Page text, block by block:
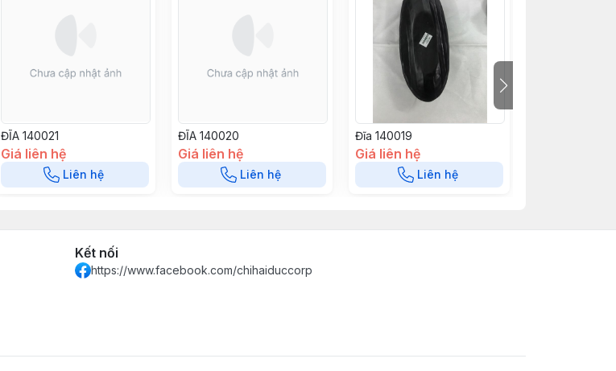
ĐĨA 140021
Giá liên hệ
Liên hệ
ĐĨA 140020
Giá liên hệ
Liên hệ
Đĩa 140019
Giá liên hệ
Liên hệ
Kết nối
https://www.facebook.com/chihaiduccorp